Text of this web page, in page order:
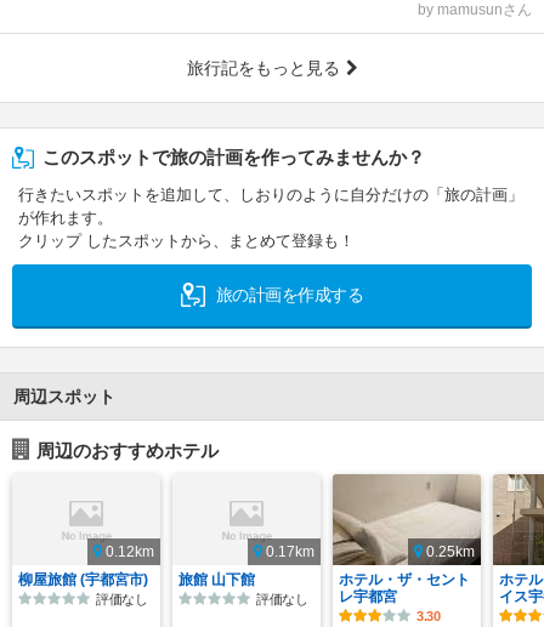
by mamusunさん
旅行記をもっと見る
このスポットで旅の計画を作ってみませんか？
行きたいスポットを追加して、しおりのように自分だけの「旅の計画」
が作れます。
クリップ したスポットから、まとめて登録も！
旅の計画を作成する
周辺スポット
周辺のおすすめホテル
0.12km
柳屋旅館 (宇都宮市)
評価なし
0.17km
旅館 山下館
評価なし
0.25km
ホテル・ザ・セント
レ宇都宮
3.30
ホテ
イス